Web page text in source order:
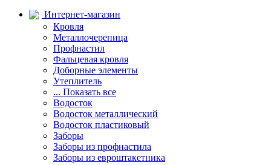
Интернет-магазин
Кровля
Металлочерепица
Профнастил
Фальцевая кровля
Доборные элементы
Утеплитель
... Показать все
Водосток
Водосток металлический
Водосток пластиковый
Заборы
Заборы из профнастила
Заборы из евроштакетника